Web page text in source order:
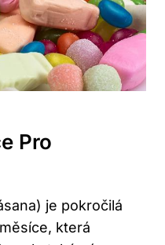
Pro
je pokročilá
která